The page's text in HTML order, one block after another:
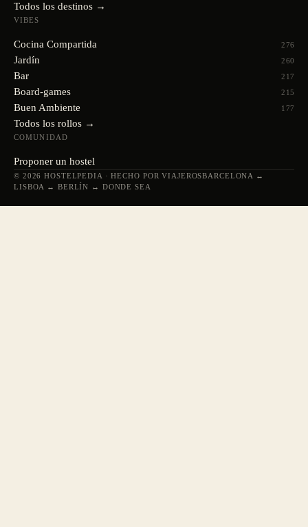
Todos los destinos →
VIBES
Cocina Compartida 276
Jardín 260
Bar 217
Board-games 215
Buen Ambiente 177
Todos los rollos →
COMUNIDAD
Proponer un hostel
© 2026 HOSTELPEDIA · HECHO POR VIAJEROSBARCELONA ↔
LISBOA ↔ BERLÍN ↔ DONDE SEA